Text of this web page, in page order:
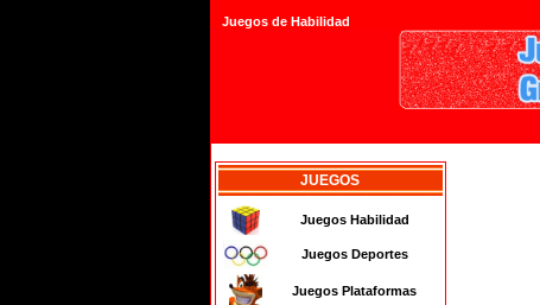
Juegos de Habilidad
JUEGOS
Juegos Habilidad
Juegos Deportes
Juegos Plataformas